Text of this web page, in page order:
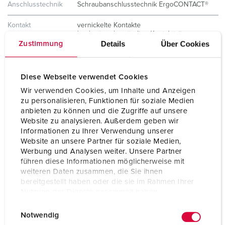
Zustimmung Details Über Cookies
Diese Webseite verwendet Cookies
Wir verwenden Cookies, um Inhalte und Anzeigen
zu personalisieren, Funktionen für soziale Medien
anbieten zu können und die Zugriffe auf unsere
Website zu analysieren. Außerdem geben wir
Informationen zu Ihrer Verwendung unserer
Website an unsere Partner für soziale Medien,
Werbung und Analysen weiter. Unsere Partner
führen diese Informationen möglicherweise mit
weiteren Daten zusammen, die Sie ihnen
bereitgestellt haben oder die sie im Rahmen Ihrer
Notwendig
Anschlusstechnik Schraubanschlusstechnik ErgoCONTACT®
Kontakt
vernickelte Kontakte
hochwärmebeständige Kontaktträger
Gewicht 290 g